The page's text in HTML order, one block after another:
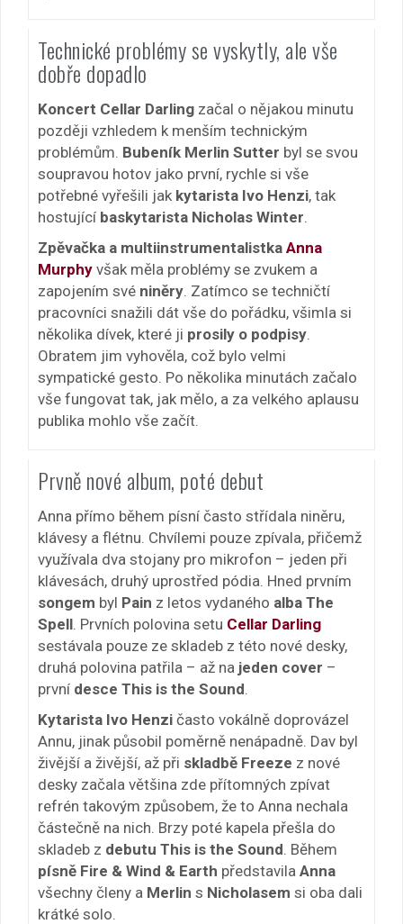
Technické problémy se vyskytly, ale vše
dobře dopadlo
Koncert Cellar Darling začal o nějakou minutu
později vzhledem k menším technickým
problémům. Bubeník Merlin Sutter byl se svou
soupravou hotov jako první, rychle si vše
potřebné vyřešili jak kytarista Ivo Henzi, tak
hostující baskytarista Nicholas Winter
Zpěvačka a multiinstrumentalistka Anna
Murphy však měla problémy se zvukem a
zapojením své niněry . Zatímco se techničtí
pracovníci snažili dát vše do pořádku, všimla si
několika dívek, které ji prosily o podpisy
Obratem jim vyhověla, což bylo velmi
sympatické gesto. Po několika minutách začalo
vše fungovat tak, jak mělo, a za velkého aplausu
publika mohlo vše začít.
Prvně nové album, poté debut
Anna přímo během písní často střídala niněru,
klávesy a flétnu. Chvílemi pouze zpívala, přičemž
využívala dva stojany pro mikrofon – jeden při
klávesách, druhý uprostřed pódia. Hned prvním
songem byl Pain z letos vydaného alba The
Spell . Prvních polovina setu Cellar Darling
sestávala pouze ze skladeb z této nové desky,
druhá polovina patřila – až na jeden cover –
první desce This is the Sound
Kytarista Ivo Henzi často vokálně doprovázel
Annu, jinak působil poměrně nenápadně. Dav byl
živější a živější, až při skladbě Freeze z nové
desky začala většina zde přítomných zpívat
refrén takovým způsobem, že to Anna nechala
částečně na nich. Brzy poté kapela přešla do
skladeb z debutu This is the Sound . Během
písně Fire & Wind & Earth představila Anna
všechny členy a Merlin s Nicholasem si oba dali
krátké solo.